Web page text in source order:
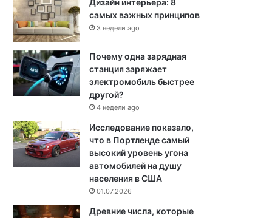
Дизайн интерьера: 8
самых важных принципов
3 недели ago
Почему одна зарядная
станция заряжает
электромобиль быстрее
другой?
4 недели ago
Исследование показало,
что в Портленде самый
высокий уровень угона
автомобилей на душу
населения в США
01.07.2026
Древние числа, которые